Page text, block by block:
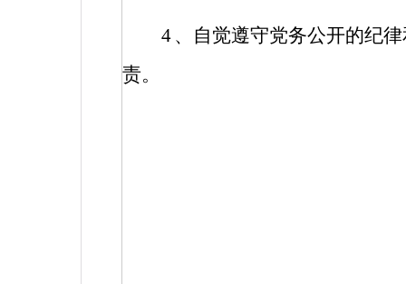
4 、自觉遵守党务公开的纪
责。